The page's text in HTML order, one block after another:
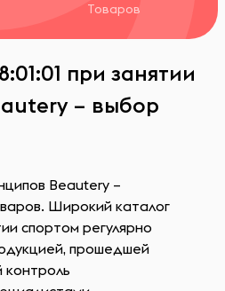
Товаров
при занятии
– выбор
Beautery –
Широкий каталог
спортом регулярно
прошедшей
контроль